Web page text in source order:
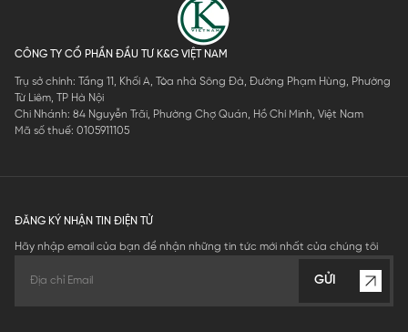
CÔNG TY CỔ PHẦN ĐẦU TƯ K&G VIỆT NAM
Trụ sở chính: Tầng 11, Khối A, Tòa nhà Sông Đà, Đường Phạm Hùng, Phường
Từ Liêm, TP Hà Nội
Chi Nhánh: 84 Nguyễn Trãi, Phường Chợ Quán, Hồ Chí Minh, Việt Nam
Mã số thuế: 0105911105
ĐĂNG KÝ NHẬN TIN ĐIỆN TỬ
Hãy nhập email của bạn để nhận những tin tức mới nhất của chúng tôi
GỬI